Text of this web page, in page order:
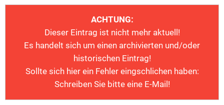
ACHTUNG:
Dieser Eintrag ist nicht mehr aktuell!
Es handelt sich um einen archivierten und/oder
historischen Eintrag!
Sollte sich hier ein Fehler eingschlichen haben:
Schreiben Sie bitte eine E-Mail!